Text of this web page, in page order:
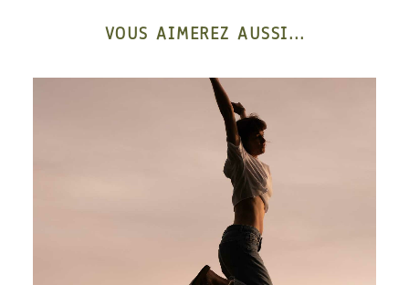
VOUS AIMEREZ AUSSI...